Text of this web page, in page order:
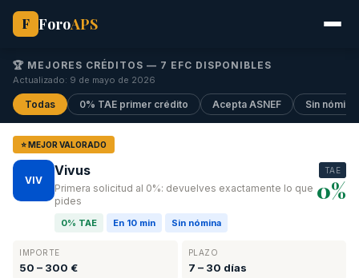
F ForoAPS
🏆 MEJORES CRÉDITOS — 7 EFC DISPONIBLES
Actualizado: 9 de mayo de 2026
Todas 0% TAE primer crédito Acepta ASNEF Sin nómina
⭐ MEJOR VALORADO
VIV
Vivus
Primera solicitud al 0%: devuelves exactamente lo que
pides
0% TAE En 10 min Sin nómina
TAE
0%
IMPORTE
50 – 300 €
PLAZO
7 – 30 días